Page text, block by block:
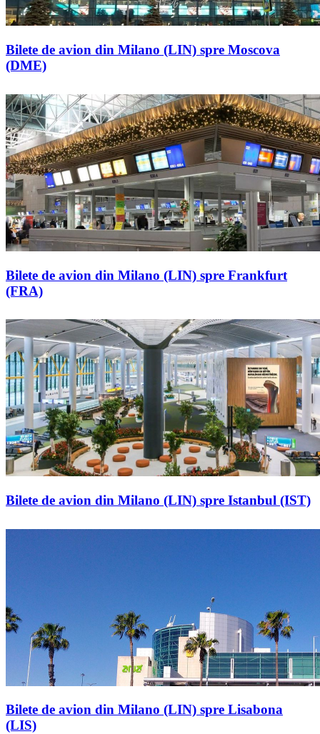
Bilete de avion din Milano (LIN) spre Moscova
(DME)
Bilete de avion din Milano (LIN) spre Frankfurt
(FRA)
Bilete de avion din Milano (LIN) spre Istanbul (IST)
Bilete de avion din Milano (LIN) spre Lisabona
(LIS)